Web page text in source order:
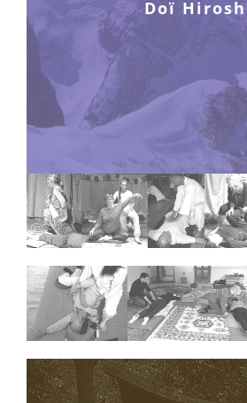
Doï
aperçu ou Vue, de
nature, de ce quelque
la vision nous est
longtemps
l’agitation affairée
vie… »
Patrice